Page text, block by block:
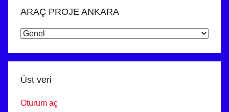
ARAÇ PROJE ANKARA
ARAÇ
ANKARA
Üst veri
Oturum aç